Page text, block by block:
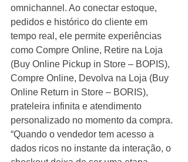
omnichannel. Ao conectar estoque,
pedidos e histórico do cliente em
tempo real, ele permite experiências
como Compre Online, Retire na Loja
(Buy Online Pickup in Store – BOPIS),
Compre Online, Devolva na Loja (Buy
Online Return in Store – BORIS),
prateleira infinita e atendimento
personalizado no momento da compra.
“Quando o vendedor tem acesso a
dados ricos no instante da interação, o